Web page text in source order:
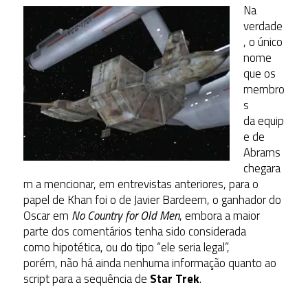
Na
verdade
, o único
nome
que os
membro
s
da equip
e de
Abrams
chegara
m a mencionar, em entrevistas anteriores, para o
papel de Khan foi o de Javier Bardeem, o ganhador do
Oscar em No Country for Old Men, embora a maior
parte dos comentários tenha sido considerada
como hipotética, ou do tipo “ele seria legal”,
porém, não há ainda nenhuma informação quanto ao
script para a sequência de Star Trek.